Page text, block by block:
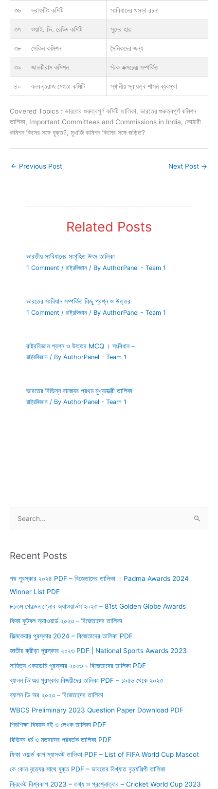
৩৬ ড্রাফটিং কমিটি সংবিধানের খসড়া রচনা
৩৭ ওয়াই. ভি. রেড্ডি কমিটি সুদের হার
৩৮ সেকিন কমিশন সৈনিকদের জন্য
৩৯ জানকীরাম কমিশন স্টক এক্সচেঞ্জ সম্পর্কিত
৪০ বলবন্তরাজ মেহতা কমিটি স্থানীয় স্বায়ত্ব শাসন ব্যবস্থা
Covered Topics : ভারতের গুরুত্বপূর্ণ কমিটি তালিকা, ভারতের গুরুত্বপূর্ণ কমিশন
তালিকা, Important Committees and Commissions in India, কোঠারী
কমিশন কিসের সঙ্গে যুক্ত?, মুখার্জি কমিশন কিসের সঙ্গে জড়িত?
← Previous Post Next Post →
Related Posts
ভারতীয় সংবিধানের সংগৃহিত উৎস তালিকা
1 Comment /রাষ্ট্রবিজ্ঞান / ByAuthorPanel - Team 1
ভারতের সংবিধান সম্পর্কিত কিছু প্রশ্ন ও উত্তর
1 Comment /রাষ্ট্রবিজ্ঞান / ByAuthorPanel - Team 1
রাষ্ট্রবিজ্ঞান প্রশ্ন ও উত্তর MCQ । সংবিধান –
রাষ্ট্রবিজ্ঞান / ByAuthorPanel - Team 1
ভারতের বিভিন্ন রাজ্যের প্রথম মুখ্যমন্ত্রী তালিকা
রাষ্ট্রবিজ্ঞান / ByAuthorPanel - Team 1
r
h
f
o
r
Recent Posts
পদ্ম পুরস্কার ২০২৪ PDF – বিজেতাদের তালিকা । Padma Awards 2024
Winner List PDF
৮১তম গোল্ডেন গ্লোব অ্যাওয়ার্ডস ২০২৩ – 81st Golden Globe Awards
ফিফা ফুটবল অ্যাওয়ার্ড ২০২৩ – বিজেতাদের তালিকা
ফিল্মফেয়ার পুরস্কার 2024 – বিজেতাদের তালিকা PDF
জাতীয় ক্রীড়া পুরস্কার ২০২৩ PDF | National Sports Awards 2023
সাহিত্য একাডেমি পুরস্কার ২০২৩ – বিজেতাদের তালিকা PDF
ব্যালন ডি’অর পুরস্কার বিজয়ীদের তালিকা PDF – ১৯৫৬ থেকে ২০২৩
ব্যালন ডি অর ২০২৩ – বিজেতাদের তালিকা
WBCS Preliminary 2023 Question Paper Download PDF
শিশুশিক্ষা বিষয়ক বই ও লেখক তালিকা PDF
বিভিন্ন ধর্ম ও মতবাদের প্রবর্তক তালিকা PDF
ফিফা ওয়ার্ল্ড কাপ ম্যাসকট তালিকা PDF – List of FIFA World Cup Mascot
কে কোন নৃত্যের সাথে যুক্ত PDF – ভারতের বিখ্যাত নৃত্যশিল্পী তালিকা
ক্রিকেট বিশ্বকাপ 2023 – তথ্য ও প্রশ্নোত্তর – Cricket World Cup 2023